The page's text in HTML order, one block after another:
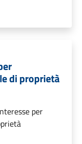
di proprietà
per